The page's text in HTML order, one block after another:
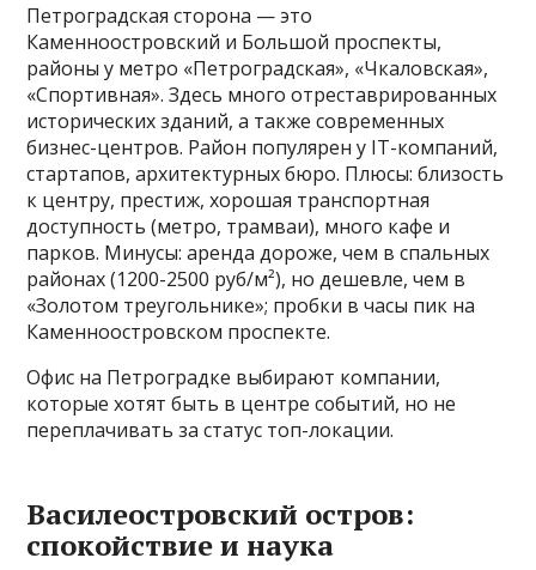
Петроградская сторона — это
Каменноостровский и Большой проспекты,
районы у метро «Петроградская», «Чкаловская»,
«Спортивная». Здесь много отреставрированных
исторических зданий, а также современных
бизнес-центров. Район популярен у IT-компаний,
стартапов, архитектурных бюро. Плюсы: близость
к центру, престиж, хорошая транспортная
доступность (метро, трамваи), много кафе и
парков. Минусы: аренда дороже, чем в спальных
районах (1200-2500 руб/м²), но дешевле, чем в
«Золотом треугольнике»; пробки в часы пик на
Каменноостровском проспекте.
Офис на Петроградке выбирают компании,
которые хотят быть в центре событий, но не
переплачивать за статус топ-локации.
Василеостровский остров:
спокойствие и наука